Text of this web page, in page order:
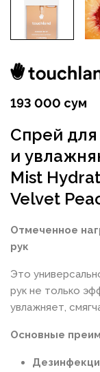
193 000 сум
Спрей
и
Mist
Velvet
Отмеченное
рук
Это
рук не только
увлажняет,
Основные